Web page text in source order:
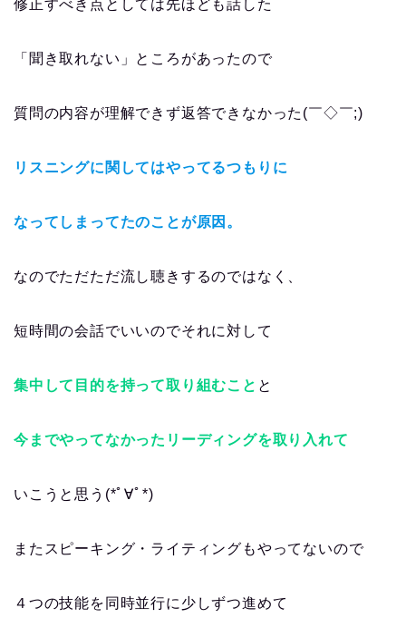
修正すべき点としては先ほども話した
「聞き取れない」ところがあったので
質問の内容が理解できず返答できなかった(￣◇￣;)
リスニングに関してはやってるつもりに
なってしまってたのことが原因。
なのでただただ流し聴きするのではなく、
短時間の会話でいいのでそれに対して
集中して目的を持って取り組むこと と
今までやってなかったリーディングを取り入れて
いこうと思う(*ﾟ∀ﾟ*)
またスピーキング・ライティングもやってないので
４つの技能を同時並行に少しずつ進めて